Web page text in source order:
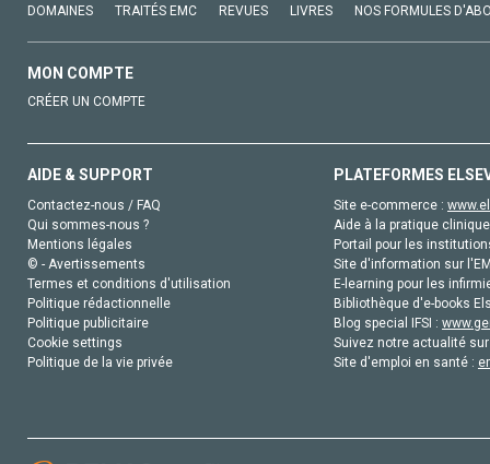
DOMAINES TRAITÉS EMC REVUES LIVRES NOS FORMULES
MON COMPTE
CRÉER UN COMPTE
AIDE & SUPPORT
Contactez-nous / FAQ
Qui sommes-nous ?
Mentions légales
© - Avertissements
Termes et conditions d'utilisation
Politique rédactionnelle
Politique publicitaire
Cookie settings
Politique de la vie privée
PLATEFORMES
Site e-commerce :
Aide à la pratique
Portail pour les
Site d'information sur
E-learning pour les
Bibliothèque d'e-books
Blog special IFSI :
Suivez notre actualité
Site d'emploi en santé :